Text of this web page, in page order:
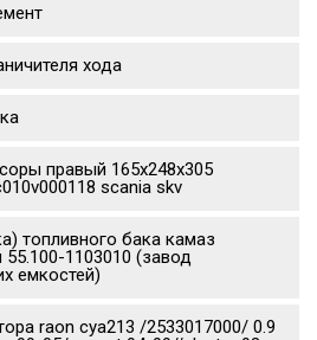
хода
правый 165x248x305
scania skv
топливного бака камаз
1103010 (завод
емкостей)
raon cya213 /2533017000/ 0.9